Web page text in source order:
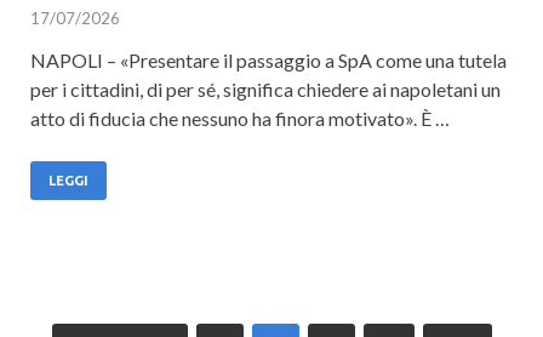
17/07/2026
NAPOLI – «Presentare il passaggio a SpA come una tutela
per i cittadini, di per sé, significa chiedere ai napoletani un
atto di fiducia che nessuno ha finora motivato». È …
LEGGI